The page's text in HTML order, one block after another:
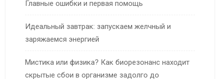
Главные ошибки и первая помощь
Идеальный завтрак: запускаем желчный и
заряжаемся энергией
Мистика или физика? Как биорезонанс находит
скрытые сбои в организме задолго до